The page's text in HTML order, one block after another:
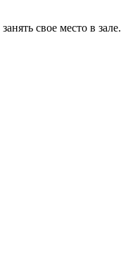
свое место в зале.